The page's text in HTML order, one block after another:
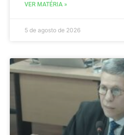
VER MATÉRIA »
5 de agosto de 2026